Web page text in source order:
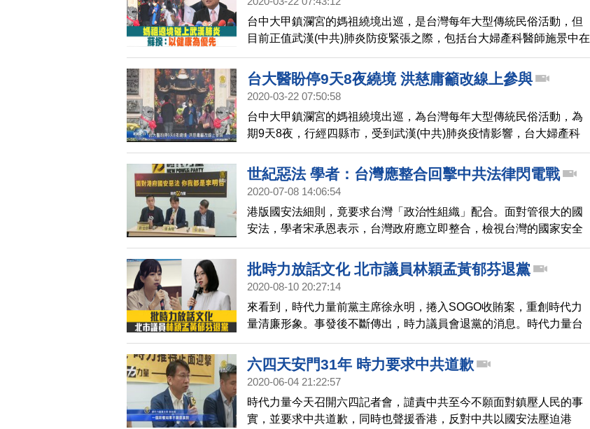
台中大甲鎮瀾宮的媽祖繞境出巡，是台灣每年大型傳統民俗活動，但
目前正值武漢(中共)肺炎防疫緊張之際，包括台大婦產科醫師施景中在
內，都建議停辦這次活動，行政院長蘇貞昌今天(25日)表示，要以健
康防疫為優先，請內政部與主辦單位協調。
台大醫盼停9天8夜繞境 洪慈庸籲改線上參與
2020-03-22 07:50:58
台中大甲鎮瀾宮的媽祖繞境出巡，為台灣每年大型傳統民俗活動，為
期9天8夜，行經四縣市，受到武漢(中共)肺炎疫情影響，台大婦產科
名醫施景中建議，請相關人員停辦這次活動。前立委洪慈庸也呼籲民
眾，改為線上參與。
世紀惡法 學者：台灣應整合回擊中共法律閃電戰
2020-07-08 14:06:54
港版國安法細則，竟要求台灣「政治性組織」配合。面對管很大的國
安法，學者宋承恩表示，台灣政府應立即整合，檢視台灣的國家安全
漏洞，包括情資。
批時力放話文化 北市議員林穎孟黃郁芬退黨
2020-08-10 20:27:14
來看到，時代力量前黨主席徐永明，捲入SOGO收賄案，重創時代力
量清廉形象。事發後不斷傳出，時力議員會退黨的消息。時代力量台
北市議員林穎孟以及黃郁芬，今天傍晚(5日)在宣布退黨的同時，也批
評時代力量的放話文化，帶您來看稍早兩人受訪的回應。
六四天安門31年 時力要求中共道歉
2020-06-04 21:22:57
時代力量今天召開六四記者會，譴責中共至今不願面對鎮壓人民的事
實，並要求中共道歉，同時也聲援香港，反對中共以國安法壓迫港